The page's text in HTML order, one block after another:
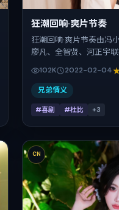
狂潮回响·爽片节奏
狂潮回响·爽片节奏由冯
廖凡、全智贤、河正宇
的现实肌理推进人物抉
4日于印度首映（春节
102K 2022-02-04
兄弟情义
#喜剧 #杜比 +3
CN